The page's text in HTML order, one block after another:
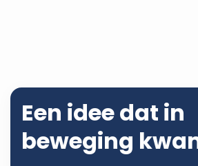
Een idee dat in
beweging